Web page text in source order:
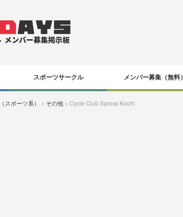
スポーツサークル メンバー募集（無料）
スポーツ系） > その他 > Cycle Club Spross Kochi